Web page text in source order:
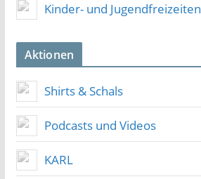
Kinder- und Jugendfreizeiten
Aktionen
Shirts & Schals
Podcasts und Videos
KARL